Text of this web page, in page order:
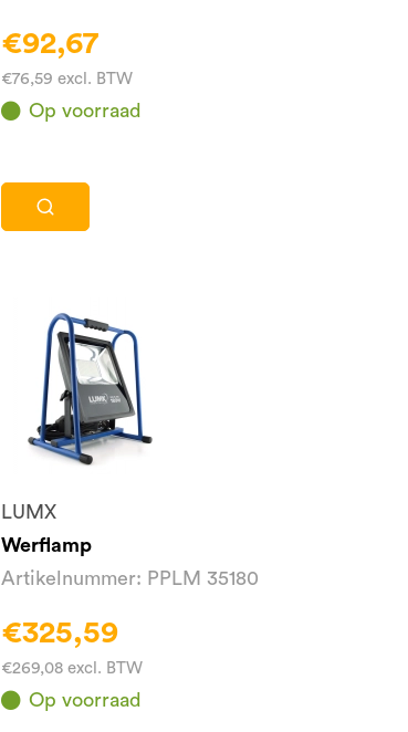
€92,67
€76,59 excl. BTW
Op voorraad
LUMX
Werflamp
Artikelnummer: PPLM 35180
€325,59
€269,08 excl. BTW
Op voorraad